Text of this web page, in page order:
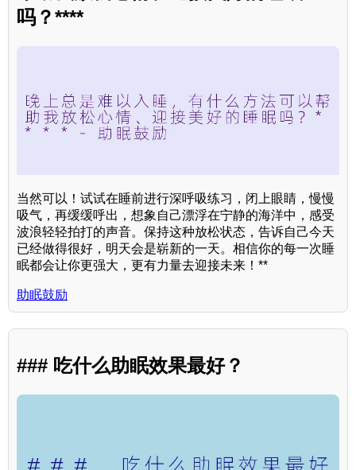
吗？****
当然可以！试试在睡前进行深呼吸练习，闭上眼睛，慢慢
吸气，再缓缓呼出，想象自己漂浮在宁静的海洋中，感受
波浪轻轻拍打的声音。保持这种放松状态，告诉自己今天
已经做得很好，明天会是崭新的一天。相信你的每一次睡
眠都会让你更强大，更有力量去迎接未来！**
助眠鼓励
### 吃什么助眠效果最好？